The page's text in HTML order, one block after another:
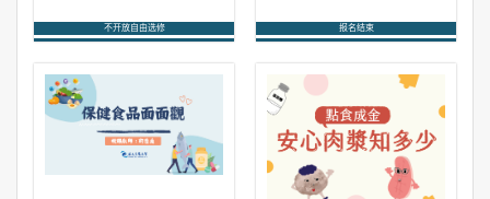
不开放自由选修 报名结束